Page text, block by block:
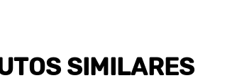
SIMILARES